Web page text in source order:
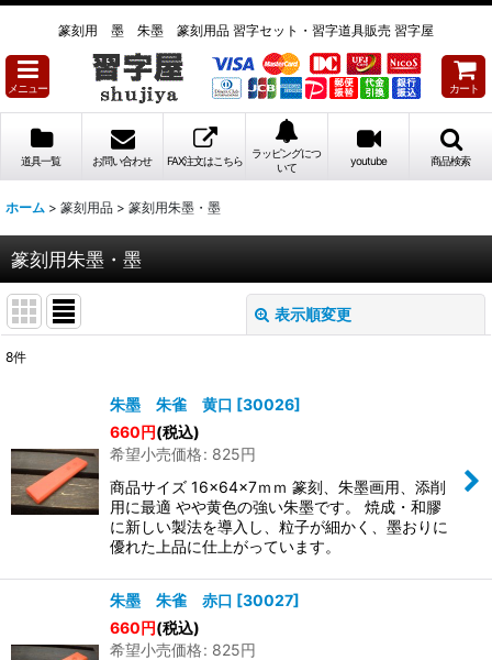
篆刻用 墨 朱墨 篆刻用品 習字セット・習字道具販売 習字屋
メニュー カート
道具一覧 お問い合わせ FAX注文はこちら
ラッピングにつ
いて
youtube 商品検索
ホーム > 篆刻用品 > 篆刻用朱墨・墨
篆刻用朱墨・墨
表示順変更
絞り込む
8件
朱墨 朱雀 黄口 [30026]
660円(税込)
希望小売価格: 825円
商品サイズ 16×64×7ｍｍ 篆刻、朱墨画用、添削
用に最適 やや黄色の強い朱墨です。 焼成・和膠
に新しい製法を導入し、粒子が細かく、墨おりに
優れた上品に仕上がっています。
朱墨 朱雀 赤口 [30027]
660円(税込)
希望小売価格: 825円